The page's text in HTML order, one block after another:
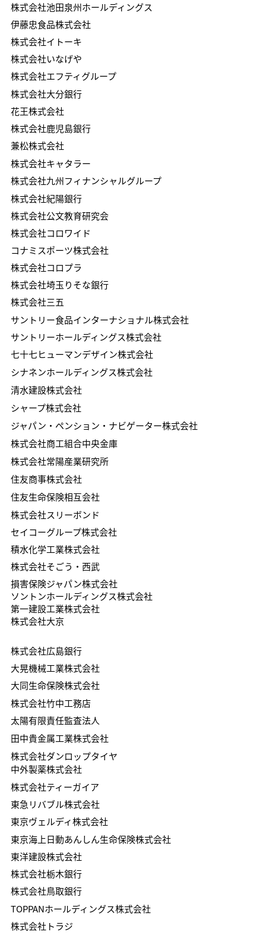
株式会社池田泉州ホールディングス
伊藤忠食品株式会社
株式会社イトーキ
株式会社いなげや
株式会社エフティグループ
​株式会社大分銀行
花王株式会社
株式会社鹿児島銀行
​兼松株式会社
株式会社キャタラー
株式会社九州フィナンシャルグループ
株式会社紀陽銀行
株式会社公文教育研究会
株式会社コロワイド
コナミスポーツ株式会社
株式会社コロプラ
株式会社埼玉りそな銀行
株式会社三五
サントリーホールディングス株式会社
シナネンホールディングス株式会社
七十七ヒューマンデザイン株式会社
清水建設株式会社
シャープ株式会社
ジャパン・ペンション・ナビゲーター株式会社
株式会社商工組合中央金庫
株式会社常陽産業研究所
住友商事株式会社
住友生命保険相互会社
株式会社スリーボンド
セイコーグループ株式会社
積水化学工業株式会社
株式会社そごう・西武
損害保険ジャパン株式会社
ソントンホールディングス株式会社
​第一建設工業株式会社
株式会社大京
サントリー食品インターナショナル株式会社
​大晃機械工業株式会社
田中貴金属工業株式会社
株式会社ダンロップタイヤ
中外製薬株式会社
株式会社ティーガイア
東急リバブル株式会社
東京ヴェルディ株式会社
東京海上日動あんしん生命保険株式会社
​東洋建設株式会社
株式会社栃木銀行
株式会社鳥取銀行
TOPPANホールディングス株式会社
株式会社トラジ
​株式会社広島銀行
株式会社竹中工務店
太陽有限責任監査法人
大同生命保険株式会社